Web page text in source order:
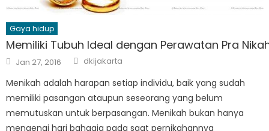
Gaya hidup
Memiliki Tubuh Ideal dengan Perawatan Pra
Posted
on
Jan 27, 2016 Author
dkijakarta
Menikah adalah harapan setiap individu, baik yang sudah
memiliki pasangan ataupun seseorang yang belum
memutuskan untuk berpasangan. Menikah bukan hanya
mengenai hari bahagia pada saat pernikahannya